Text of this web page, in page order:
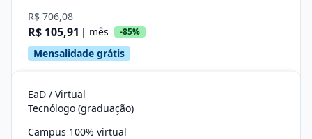
R$ 706,08
R$ 105,91 | mês -85%
Mensalidade grátis
EaD / Virtual
Tecnólogo (graduação)
Campus 100% virtual